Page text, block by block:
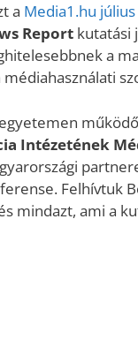
a Media1.hu
Report kutatási
a
médiahasználati
Intézetének
Felhívtuk
mindazt, ami a